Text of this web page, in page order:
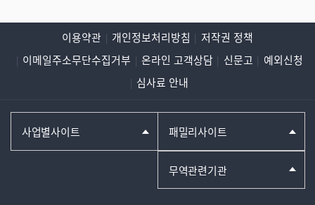
이용약관 개인정보처리방침
저작권 정책
이메일주소무단수집거부
온라인 고객상담 신문고
예외신청
심사료 안내
사업별사이트 패밀리사이트
무역관련기관